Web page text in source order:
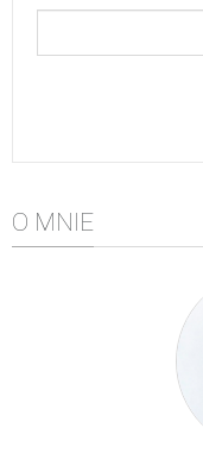
O MNIE